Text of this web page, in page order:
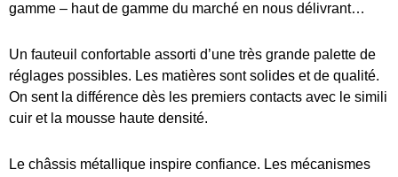
gamme – haut de gamme du marché en nous délivrant…
Un fauteuil confortable assorti d’une très grande palette de
réglages possibles. Les matières sont solides et de qualité.
On sent la différence dès les premiers contacts avec le simili
cuir et la mousse haute densité.
Le châssis métallique inspire confiance. Les mécanismes